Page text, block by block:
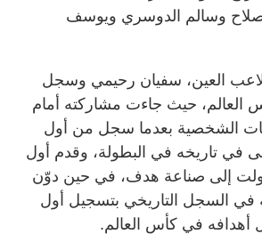
وسالم الدوسري ويوسف
لاعب العين، سفيان رحيمي وسجل
العالم، حيث جاءت مشاركته أمام
الشخصية بعدما سجل من أول
في تاريخه في البطولة، وقدم أول
إلى صناعة هدف، في حين دوّن
السجل التاريخي بتسجيل أول
أهدافه في كأس العالم.